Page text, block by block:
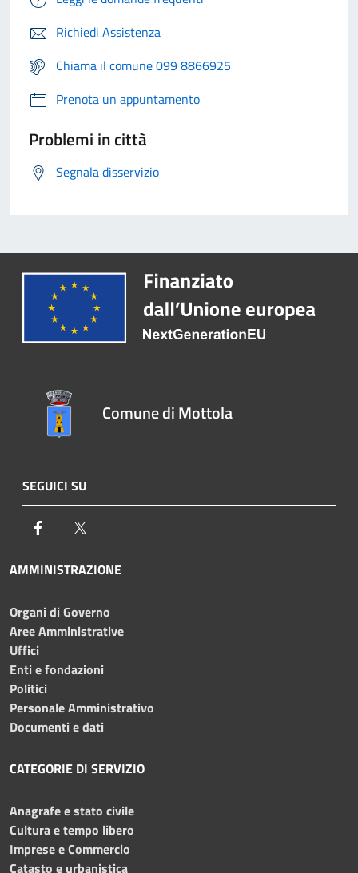
Richiedi Assistenza
Chiama il comune 099 8866925
Prenota un appuntamento
Problemi in città
Segnala disservizio
Comune di Mottola
SEGUICI SU
Facebook
AMMINISTRAZIONE
Organi di Governo
Aree Amministrative
Uffici
Enti e fondazioni
Politici
Personale Amministrativo
Documenti e dati
CATEGORIE DI SERVIZIO
Anagrafe e stato civile
Cultura e tempo libero
Imprese e Commercio
Catasto e urbanistica